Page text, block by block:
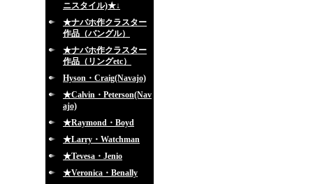
ニスタイル)★↓
★ナバホ作クラスター
作品（バングル）
★ナバホ作クラスター
作品（リングetc）
Hyson・Craig(Navajo)
★Calvin・Peterson(Nav
ajo)
★Raymond・Boyd
★Larry・Watchman
★Tevesa・Jenio
★Veronica・Benally